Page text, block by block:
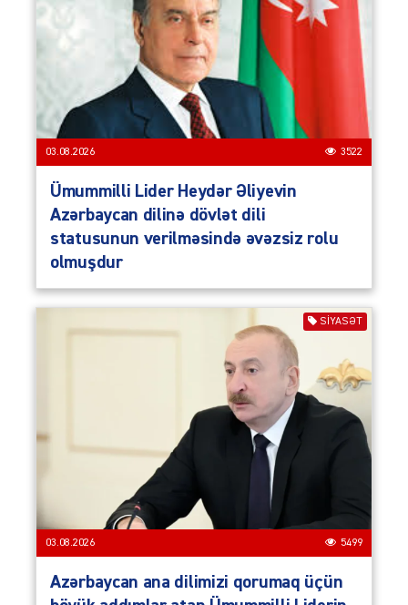
03.08.2026 3522
Ümummilli Lider Heydər Əliyevin
Azərbaycan dilinə dövlət dili
statusunun verilməsində əvəzsiz rolu
olmuşdur
SIYASƏT
03.08.2026 5499
Azərbaycan ana dilimizi qorumaq üçün